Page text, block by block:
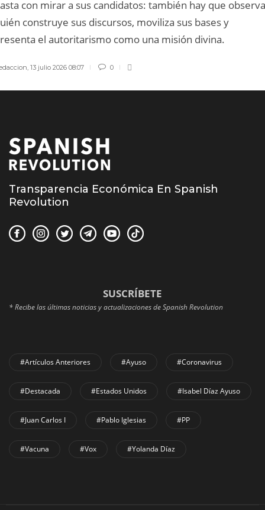
con mirar a sus candidatos: también hay que
construye sus discursos, moviliza sus bases y
el autoritarismo como una misión divina.
, 13 julio 2026 08:07 0
Transparencia Económica En Spanish
Revolution
SUSCRÍBETE
* Recibe las últimas noticias y actualizaciones de Spanish Revolution
#Artículos Anteriores #Ayuso #coronavirus
#Destacada #Estados Unidos #Isabel Díaz Ayuso
#Juan Carlos I #Pablo Iglesias #PP
#Vacuna #Vox #Yolanda Díaz